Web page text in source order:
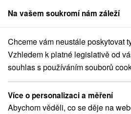
člen skupinySorger
Stredné Slovensko Banskobystrický kraj
Ubytování Kokava
Kategorie
Na vašem soukromí nám záleží
Chceme vám neustále poskytovat
Vzhledem k platné legislativě od
souhlas s používáním souborů
Více o personalizaci a měření
Abychom věděli, co se děje na